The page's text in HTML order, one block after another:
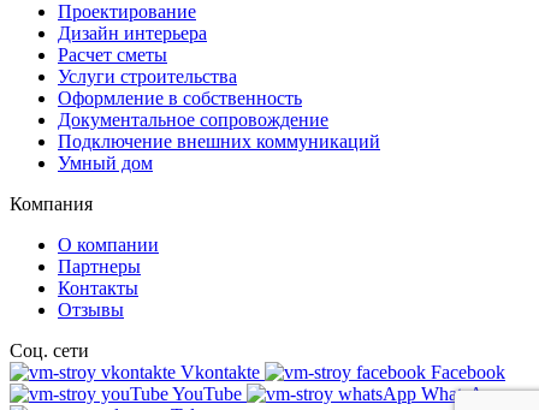
Проектирование
Дизайн интерьера
Расчет сметы
Услуги строительства
Оформление в собственность
Документальное сопровождение
Подключение внешних коммуникаций
Умный дом
Компания
О компании
Партнеры
Контакты
Отзывы
Соц. сети
Vkontakte
Facebook
YouTube
WhatsApp